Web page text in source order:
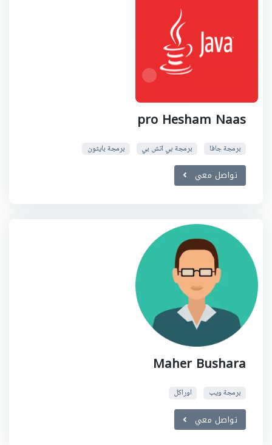
pro Hesham Naas
برمجة جافا برمجة بي اتش بي برمجة بايثون
تواصل معي
Maher Bushara
برمجة ويب اوراكل
تواصل معي